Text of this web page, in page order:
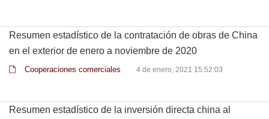
Resumen estadístico de la contratación de obras de China
en el exterior de enero a noviembre de 2020
Cooperaciones comerciales 4 de enero, 2021 15:52:03
Resumen estadístico de la inversión directa china al